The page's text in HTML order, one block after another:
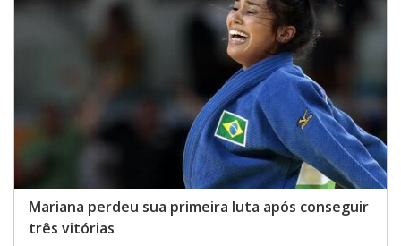
Mariana perdeu sua primeira luta após conseguir
três vitórias